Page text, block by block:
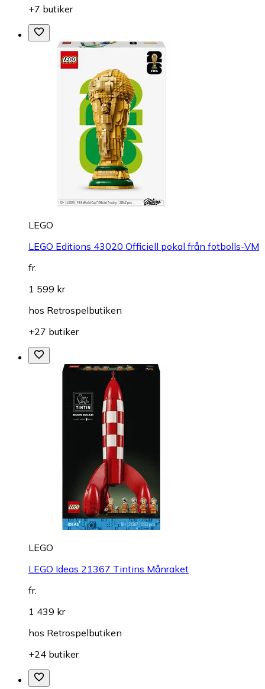
+7 butiker
LEGO
LEGO Editions 43020 Officiell pokal från fotbolls-VM
fr.
1 599 kr
hos Retrospelbutiken
+27 butiker
LEGO
LEGO Ideas 21367 Tintins Månraket
fr.
1 439 kr
hos Retrospelbutiken
+24 butiker